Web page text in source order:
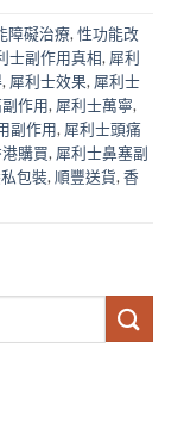
障礙治療, 性功能改
士副作用真相, 犀利
, 犀利士效果, 犀利士
作用, 犀利士萬寧,
副作用, 犀利士頭痛
購買, 犀利士鼻塞副
包裝, 順豐送貨, 香